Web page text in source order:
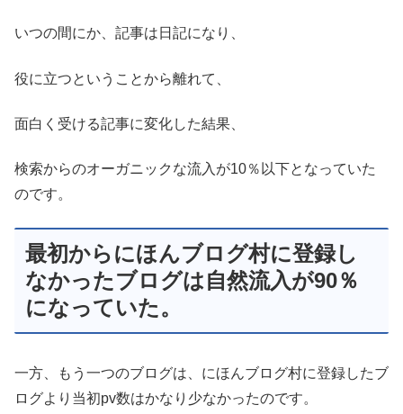
いつの間にか、記事は日記になり、
役に立つということから離れて、
面白く受ける記事に変化した結果、
検索からのオーガニックな流入が10％以下となっていた
のです。
最初からにほんブログ村に登録し
なかったブログは自然流入が90％
になっていた。
一方、もう一つのブログは、にほんブログ村に登録したブ
ログより当初pv数はかなり少なかったのです。